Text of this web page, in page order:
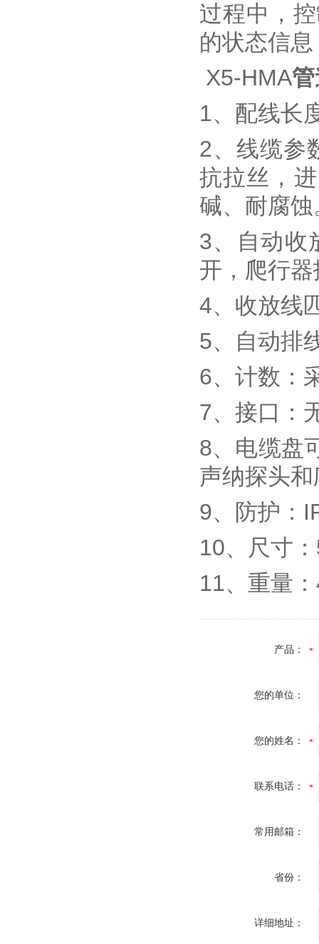
过程中，
的状态信
X5-HMA
1、配线长
2、线缆参
抗拉丝，
碱、耐腐蚀
3、自动收
开，爬行
4、收放线
5、自动排
6、计数：
7、接口：
8、电缆盘
声纳探头
9、防护：
10、尺寸
11、重量
产品：
您的单位：
您的姓名：
联系电话：
常用邮箱：
省份：
详细地址：